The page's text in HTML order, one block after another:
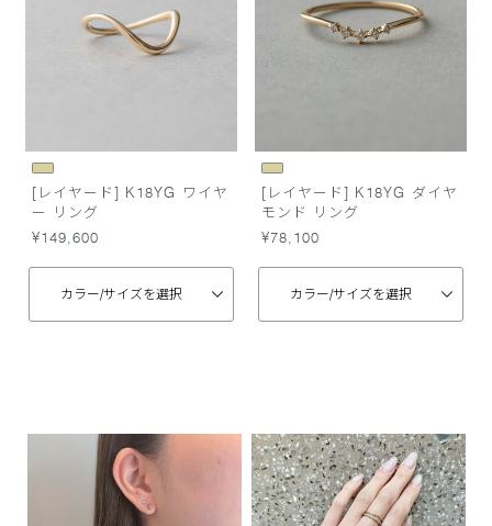
[レイヤード] K18YG ワイヤ
ー リング
¥149,600
カラー/サイズを選択
[レイヤード] K18YG ダイヤ
モンド リング
¥78,100
カラー/サイズを選択